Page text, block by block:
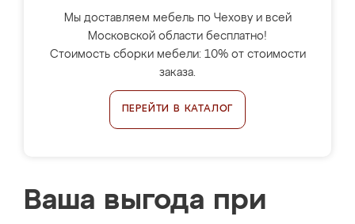
Мы доставляем мебель по Чехову и всей
Московской области бесплатно!
Стоимость сборки мебели: 10% от стоимости
заказа.
ПЕРЕЙТИ В КАТАЛОГ
Ваша выгода при